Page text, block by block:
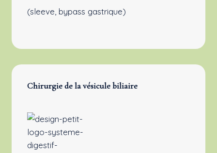
(sleeve, bypass gastrique)
Chirurgie de la vésicule biliaire